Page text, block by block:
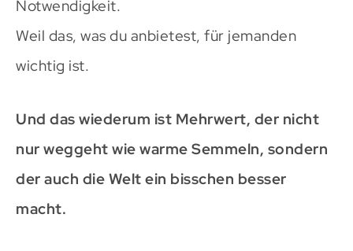
Notwendigkeit.
Weil das, was du anbietest, für jemanden
wichtig ist.
Und das wiederum ist Mehrwert, der nicht
nur weggeht wie warme Semmeln, sondern
der auch die Welt ein bisschen besser
macht.